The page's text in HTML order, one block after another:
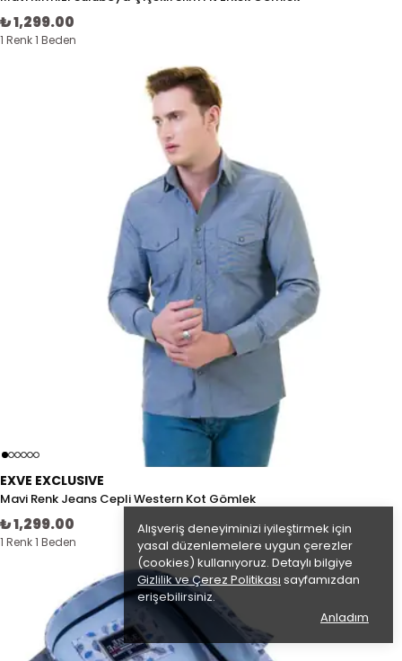
Alışveriş deneyiminizi iyileştirmek için
yasal düzenlemelere uygun çerezler
(cookies) kullanıyoruz. Detaylı bilgiye
Gizlilik ve Çerez Politikası sayfamızdan
erişebilirsiniz.
Anladım
₺ 1,299.00
1 Renk 1 Beden
EXVE EXCLUSIVE
Mavi Renk Jeans Cepli Western Kot Gömlek
₺ 1,299.00
1 Renk 1 Beden